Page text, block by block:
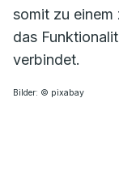
somit zu einem
das
verbindet.
Bilder: © pixabay